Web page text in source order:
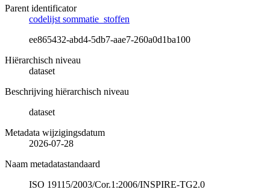
Parent identificator
codelijst sommatie_stoffen
ee865432-abd4-5db7-aae7-260a0d1ba100
Hiërarchisch niveau
dataset
Beschrijving hiërarchisch niveau
dataset
Metadata wijzigingsdatum
2026-07-28
Naam metadatastandaard
ISO 19115/2003/Cor.1:2006/INSPIRE-TG2.0